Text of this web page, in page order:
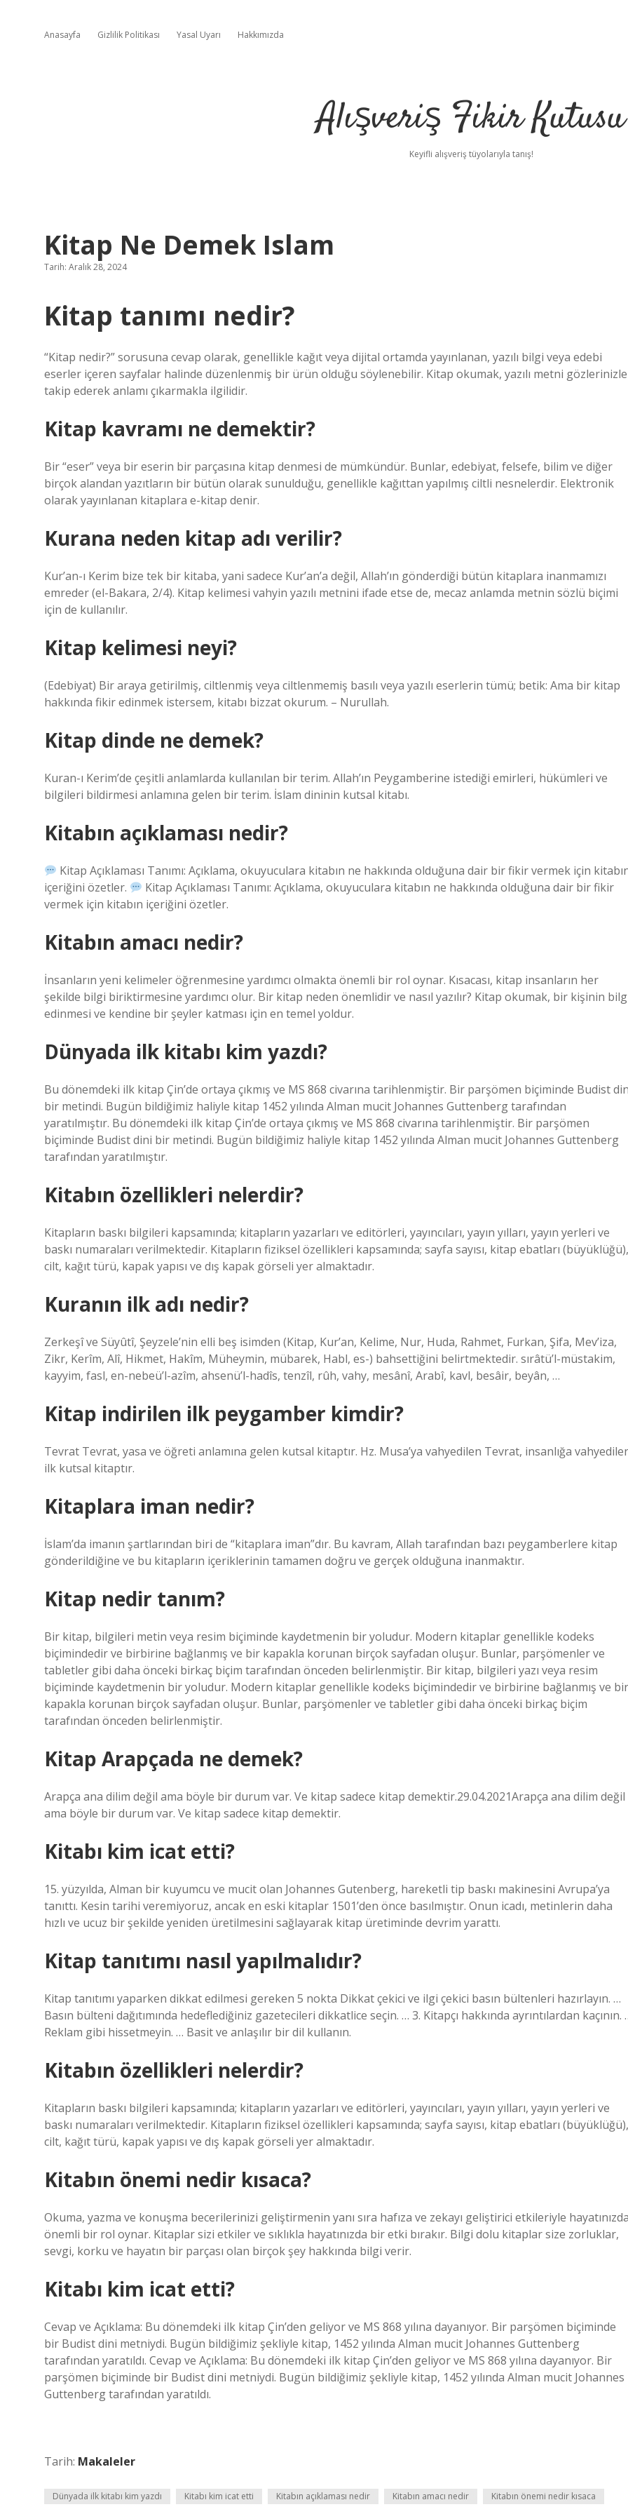
Anasayfa Gizlilik Politikası Yasal Uyarı Hakkımızda
Alışveriş Fikir Kutusu
Keyifli alışveriş tüyolarıyla tanış!
Kitap Ne Demek Islam
Tarih: Aralık 28, 2024
Kitap tanımı nedir?
“Kitap nedir?” sorusuna cevap olarak, genellikle kağıt veya dijital ortamda yayınlanan, yazılı bilgi veya edebi
eserler içeren sayfalar halinde düzenlenmiş bir ürün olduğu söylenebilir. Kitap okumak, yazılı metni gözlerinizle
takip ederek anlamı çıkarmakla ilgilidir.
Kitap kavramı ne demektir?
Bir “eser” veya bir eserin bir parçasına kitap denmesi de mümkündür. Bunlar, edebiyat, felsefe, bilim ve diğer
birçok alandan yazıtların bir bütün olarak sunulduğu, genellikle kağıttan yapılmış ciltli nesnelerdir. Elektronik
olarak yayınlanan kitaplara e-kitap denir.
Kurana neden kitap adı verilir?
Kur’an-ı Kerim bize tek bir kitaba, yani sadece Kur’an’a değil, Allah’ın gönderdiği bütün kitaplara inanmamızı
emreder (el-Bakara, 2/4). Kitap kelimesi vahyin yazılı metnini ifade etse de, mecaz anlamda metnin sözlü biçimi
için de kullanılır.
Kitap kelimesi neyi?
(Edebiyat) Bir araya getirilmiş, ciltlenmiş veya ciltlenmemiş basılı veya yazılı eserlerin tümü; betik: Ama bir kitap
hakkında fikir edinmek istersem, kitabı bizzat okurum. – Nurullah.
Kitap dinde ne demek?
Kuran-ı Kerim’de çeşitli anlamlarda kullanılan bir terim. Allah’ın Peygamberine istediği emirleri, hükümleri ve
bilgileri bildirmesi anlamına gelen bir terim. İslam dininin kutsal kitabı.
Kitabın açıklaması nedir?
Kitap Açıklaması Tanımı: Açıklama, okuyuculara kitabın ne hakkında olduğuna dair bir fikir vermek için
içeriğini özetler.
Kitap Açıklaması Tanımı: Açıklama, okuyuculara kitabın ne hakkında olduğuna dair bir fikir
vermek için kitabın içeriğini özetler.
Kitabın amacı nedir?
İnsanların yeni kelimeler öğrenmesine yardımcı olmakta önemli bir rol oynar. Kısacası, kitap insanların her
şekilde bilgi biriktirmesine yardımcı olur. Bir kitap neden önemlidir ve nasıl yazılır? Kitap okumak, bir kişinin
edinmesi ve kendine bir şeyler katması için en temel yoldur.
Dünyada ilk kitabı kim yazdı?
Bu dönemdeki ilk kitap Çin’de ortaya çıkmış ve MS 868 civarına tarihlenmiştir. Bir parşömen biçiminde Budist
bir metindi. Bugün bildiğimiz haliyle kitap 1452 yılında Alman mucit Johannes Guttenberg tarafından
yaratılmıştır. Bu dönemdeki ilk kitap Çin’de ortaya çıkmış ve MS 868 civarına tarihlenmiştir. Bir parşömen
biçiminde Budist dini bir metindi. Bugün bildiğimiz haliyle kitap 1452 yılında Alman mucit Johannes Guttenberg
tarafından yaratılmıştır.
Kitabın özellikleri nelerdir?
Kitapların baskı bilgileri kapsamında; kitapların yazarları ve editörleri, yayıncıları, yayın yılları, yayın yerleri ve
baskı numaraları verilmektedir. Kitapların fiziksel özellikleri kapsamında; sayfa sayısı, kitap ebatları (büyüklüğü),
cilt, kağıt türü, kapak yapısı ve dış kapak görseli yer almaktadır.
Kuranın ilk adı nedir?
Zerkeşî ve Süyûtî, Şeyzele’nin elli beş isimden (Kitap, Kur’an, Kelime, Nur, Huda, Rahmet, Furkan, Şifa, Mev’iza,
Zikr, Kerîm, Alî, Hikmet, Hakîm, Müheymin, mübarek, Habl, es-) bahsettiğini belirtmektedir. sırâtü’l-müstakim,
kayyim, fasl, en-nebeü’l-azîm, ahsenü’l-hadîs, tenzîl, rûh, vahy, mesânî, Arabî, kavl, besâir, beyân, …
Kitap indirilen ilk peygamber kimdir?
Tevrat Tevrat, yasa ve öğreti anlamına gelen kutsal kitaptır. Hz. Musa’ya vahyedilen Tevrat, insanlığa
ilk kutsal kitaptır.
Kitaplara iman nedir?
İslam’da imanın şartlarından biri de “kitaplara iman”dır. Bu kavram, Allah tarafından bazı peygamberlere kitap
gönderildiğine ve bu kitapların içeriklerinin tamamen doğru ve gerçek olduğuna inanmaktır.
Kitap nedir tanım?
Bir kitap, bilgileri metin veya resim biçiminde kaydetmenin bir yoludur. Modern kitaplar genellikle kodeks
biçimindedir ve birbirine bağlanmış ve bir kapakla korunan birçok sayfadan oluşur. Bunlar, parşömenler ve
tabletler gibi daha önceki birkaç biçim tarafından önceden belirlenmiştir. Bir kitap, bilgileri yazı veya resim
biçiminde kaydetmenin bir yoludur. Modern kitaplar genellikle kodeks biçimindedir ve birbirine bağlanmış ve bir
kapakla korunan birçok sayfadan oluşur. Bunlar, parşömenler ve tabletler gibi daha önceki birkaç biçim
tarafından önceden belirlenmiştir.
Kitap Arapçada ne demek?
Arapça ana dilim değil ama böyle bir durum var. Ve kitap sadece kitap demektir.29.04.2021Arapça ana dilim değil
ama böyle bir durum var. Ve kitap sadece kitap demektir.
Kitabı kim icat etti?
15. yüzyılda, Alman bir kuyumcu ve mucit olan Johannes Gutenberg, hareketli tip baskı makinesini Avrupa’ya
tanıttı. Kesin tarihi veremiyoruz, ancak en eski kitaplar 1501’den önce basılmıştır. Onun icadı, metinlerin daha
hızlı ve ucuz bir şekilde yeniden üretilmesini sağlayarak kitap üretiminde devrim yarattı.
Kitap tanıtımı nasıl yapılmalıdır?
Kitap tanıtımı yaparken dikkat edilmesi gereken 5 nokta Dikkat çekici ve ilgi çekici basın bültenleri hazırlayın. …
Basın bülteni dağıtımında hedeflediğiniz gazetecileri dikkatlice seçin. … 3. Kitapçı hakkında ayrıntılardan kaçının.
Reklam gibi hissetmeyin. … Basit ve anlaşılır bir dil kullanın.
Kitabın özellikleri nelerdir?
Kitapların baskı bilgileri kapsamında; kitapların yazarları ve editörleri, yayıncıları, yayın yılları, yayın yerleri ve
baskı numaraları verilmektedir. Kitapların fiziksel özellikleri kapsamında; sayfa sayısı, kitap ebatları (büyüklüğü),
cilt, kağıt türü, kapak yapısı ve dış kapak görseli yer almaktadır.
Kitabın önemi nedir kısaca?
Okuma, yazma ve konuşma becerilerinizi geliştirmenin yanı sıra hafıza ve zekayı geliştirici etkileriyle
önemli bir rol oynar. Kitaplar sizi etkiler ve sıklıkla hayatınızda bir etki bırakır. Bilgi dolu kitaplar size zorluklar,
sevgi, korku ve hayatın bir parçası olan birçok şey hakkında bilgi verir.
Kitabı kim icat etti?
Cevap ve Açıklama: Bu dönemdeki ilk kitap Çin’den geliyor ve MS 868 yılına dayanıyor. Bir parşömen biçiminde
bir Budist dini metniydi. Bugün bildiğimiz şekliyle kitap, 1452 yılında Alman mucit Johannes Guttenberg
tarafından yaratıldı. Cevap ve Açıklama: Bu dönemdeki ilk kitap Çin’den geliyor ve MS 868 yılına dayanıyor. Bir
parşömen biçiminde bir Budist dini metniydi. Bugün bildiğimiz şekliyle kitap, 1452 yılında Alman mucit Johannes
Guttenberg tarafından yaratıldı.
Tarih: Makaleler
Dünyada ilk kitabı kim yazdı Kitabı kim icat etti Kitabın açıklaması nedir Kitabın amacı nedir Kitabın önemi nedir kısaca